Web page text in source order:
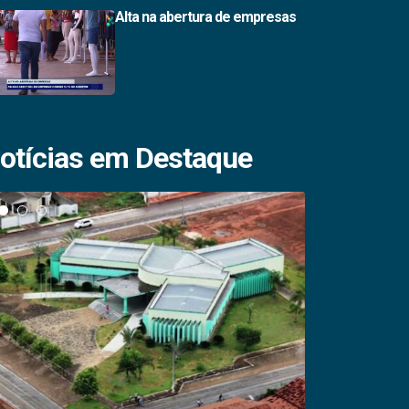
Alta na abertura de empresas
em Destaque